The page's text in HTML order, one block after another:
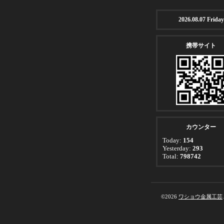
2026.08.07 Friday
携帯サイト
カウンター
Today: 154
Yesterday: 293
Total: 798742
©2026 ワショウ金属工芸